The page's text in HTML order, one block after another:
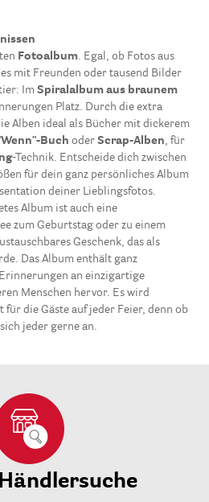
Fotoalbum. Egal, ob Fotos aus
mit Freunden oder tausend Bilder
Im Spiralalbum aus braunem
Platz. Durch die extra
Alben ideal als Bücher mit dickerem
Buch oder Scrap-Alben, für
-Technik. Entscheide dich zwischen
für dein ganz persönliches Album
deiner Lieblingsfotos.
Album ist auch eine
zum Geburtstag oder zu einem
Geschenk, das als
Das Album enthält ganz
an einzigartige
Menschen hervor. Es wird
die Gäste auf jeder Feier, denn ob
jeder gerne an.